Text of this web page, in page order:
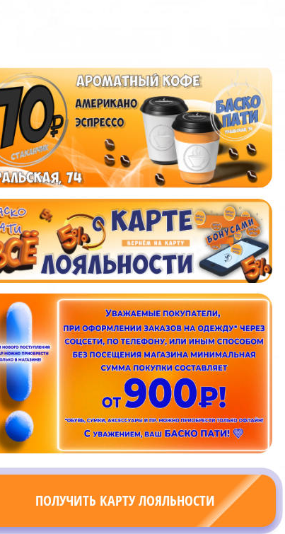
ПОЛУЧИТЬ КАРТУ ЛОЯЛЬНОСТИ